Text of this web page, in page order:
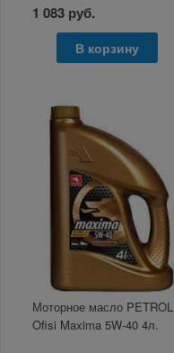
1 083 руб.
В корзину
Моторное масло PETROL
Ofisi Maxima 5W-40 4л.